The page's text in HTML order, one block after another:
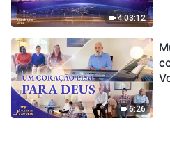
4:03:12
6:26